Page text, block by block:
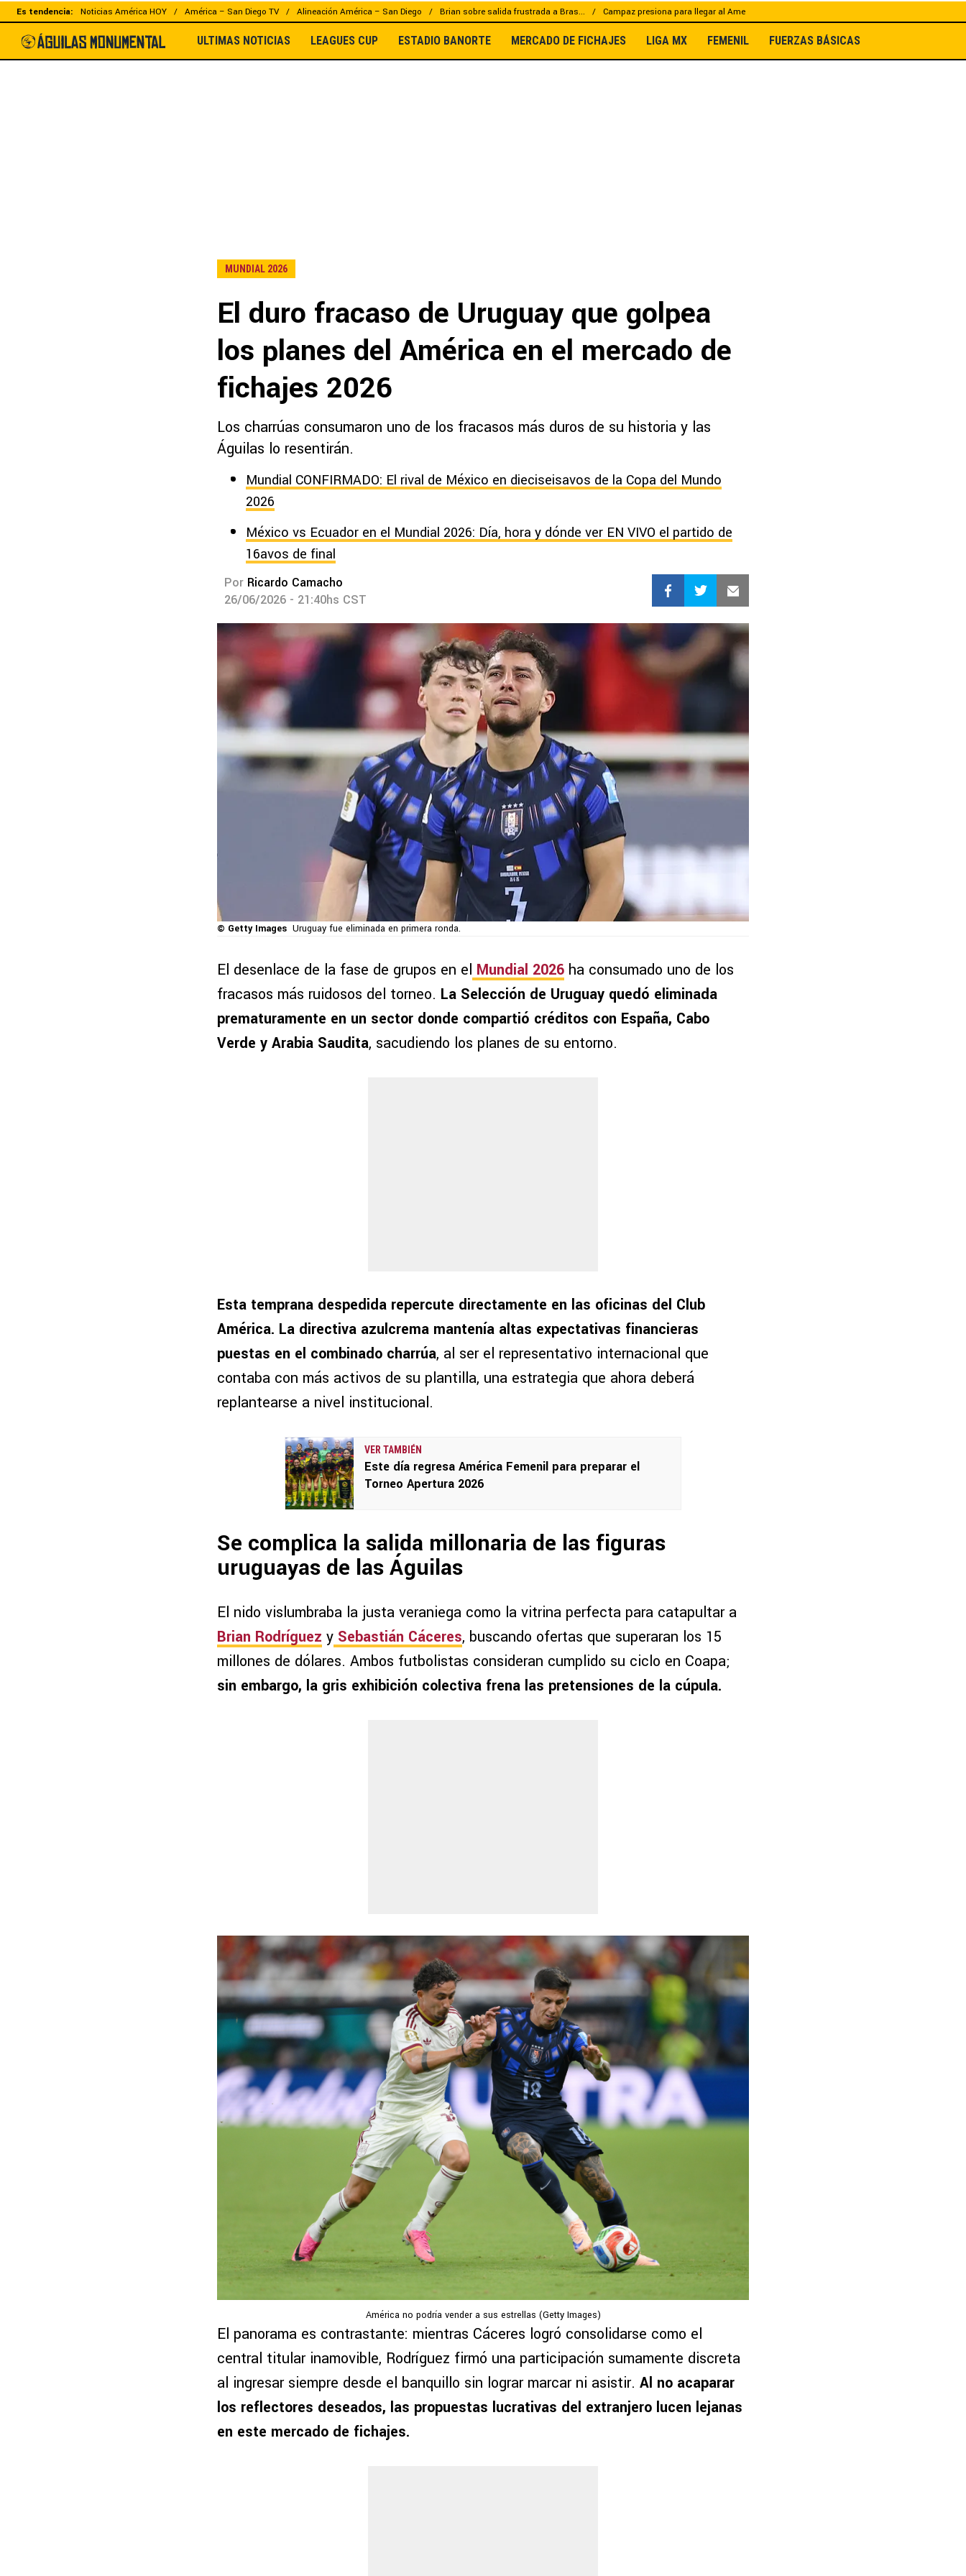
Es tendencia: Noticias América HOY América – San Diego TV Alineación América – San Diego Brian sobre salida frustrada a Bras... Campaz presiona para llegar al Ame
ULTIMAS NOTICIAS LEAGUES CUP ESTADIO BANORTE MERCADO DE FICHAJES LIGA MX FEMENIL FUERZAS BÁSICAS
MUNDIAL 2026
El duro fracaso de Uruguay que golpea
los planes del América en el mercado de
fichajes 2026
Los charrúas consumaron uno de los fracasos más duros de su historia y las
Águilas lo resentirán.
Mundial CONFIRMADO: El rival de México en dieciseisavos de la Copa del Mundo
2026
México vs Ecuador en el Mundial 2026: Día, hora y dónde ver EN VIVO el partido de
16avos de final
Por Ricardo Camacho
26/06/2026 - 21:40hs CST
© Getty Images Uruguay fue eliminada en primera ronda.
El desenlace de la fase de grupos en el Mundial 2026 ha consumado uno de los
fracasos más ruidosos del torneo. La Selección de Uruguay quedó eliminada
prematuramente en un sector donde compartió créditos con España, Cabo
Verde y Arabia Saudita, sacudiendo los planes de su entorno.
Esta temprana despedida repercute directamente en las oficinas del Club
América. La directiva azulcrema mantenía altas expectativas financieras
puestas en el combinado charrúa, al ser el representativo internacional que
contaba con más activos de su plantilla, una estrategia que ahora deberá
replantearse a nivel institucional.
VER TAMBIÉN
Este día regresa América Femenil para preparar el
Torneo Apertura 2026
Se complica la salida millonaria de las figuras
uruguayas de las Águilas
El nido vislumbraba la justa veraniega como la vitrina perfecta para catapultar a
Brian Rodríguez y Sebastián Cáceres, buscando ofertas que superaran los 15
millones de dólares. Ambos futbolistas consideran cumplido su ciclo en Coapa;
sin embargo, la gris exhibición colectiva frena las pretensiones de la cúpula.
América no podría vender a sus estrellas (Getty Images)
El panorama es contrastante: mientras Cáceres logró consolidarse como el
central titular inamovible, Rodríguez firmó una participación sumamente discreta
al ingresar siempre desde el banquillo sin lograr marcar ni asistir. Al no acaparar
los reflectores deseados, las propuestas lucrativas del extranjero lucen lejanas
en este mercado de fichajes.